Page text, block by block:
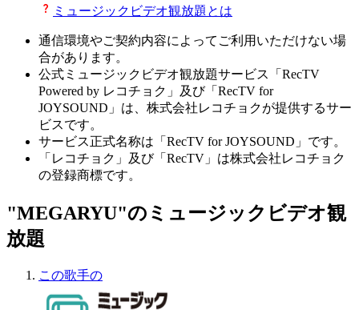
ミュージックビデオ観放題とは
通信環境やご契約内容によってご利用いただけない場
合があります。
公式ミュージックビデオ観放題サービス「RecTV
Powered by レコチョク」及び「RecTV for
JOYSOUND」は、株式会社レコチョクが提供するサー
ビスです。
サービス正式名称は「RecTV for JOYSOUND」です。
「レコチョク」及び「RecTV」は株式会社レコチョク
の登録商標です。
"MEGARYU"のミュージックビデオ観
放題
この歌手の